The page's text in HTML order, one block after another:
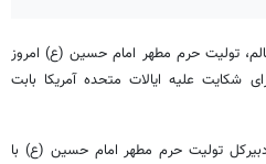
تولیت حرم مطهر امام حسین (ع) امروز
شکایت علیه ایالات متحده آمریکا بابت
تولیت حرم مطهر امام حسین (ع) با